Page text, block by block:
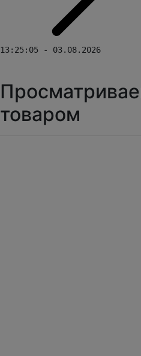
13:25:05 - 03.08.2026
товаром